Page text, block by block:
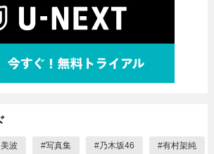
波 #写真集 #乃木坂46 #有村架純